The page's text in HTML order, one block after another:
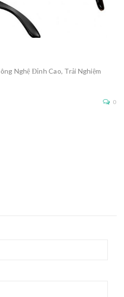
Nghệ Đỉnh Cao, Trải Nghiệm
0